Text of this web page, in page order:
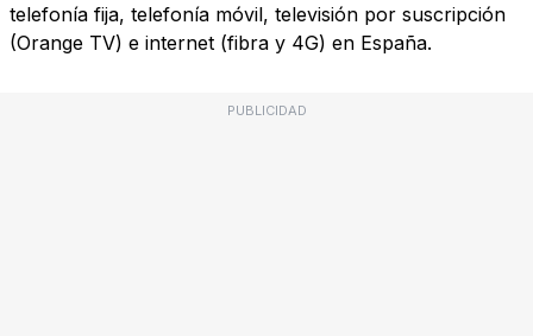
telefonía fija, telefonía móvil, televisión por suscripción
(Orange TV) e internet (fibra y 4G) en España.
PUBLICIDAD